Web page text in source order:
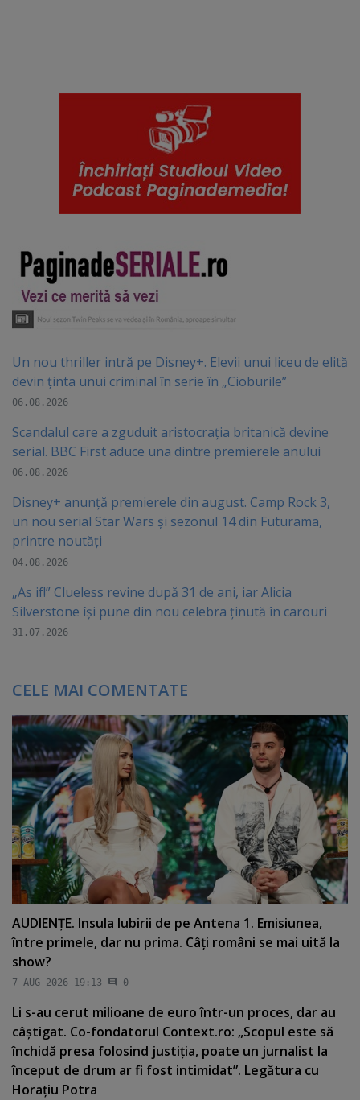
Un nou thriller intră pe Disney+. Elevii unui liceu de elită
devin ținta unui criminal în serie în „Cioburile”
06.08.2026
Scandalul care a zguduit aristocrația britanică devine
serial. BBC First aduce una dintre premierele anului
06.08.2026
Disney+ anunță premierele din august. Camp Rock 3,
un nou serial Star Wars și sezonul 14 din Futurama,
printre noutăți
04.08.2026
„As if!” Clueless revine după 31 de ani, iar Alicia
Silverstone își pune din nou celebra ținută în carouri
31.07.2026
CELE MAI COMENTATE
AUDIENŢE. Insula Iubirii de pe Antena 1. Emisiunea,
între primele, dar nu prima. Câţi români se mai uită la
show?
7 AUG 2026 19:13 0
Li s-au cerut milioane de euro într-un proces, dar au
câştigat. Co-fondatorul Context.ro: „Scopul este să
închidă presa folosind justiţia, poate un jurnalist la
început de drum ar fi fost intimidat”. Legătura cu
Horaţiu Potra